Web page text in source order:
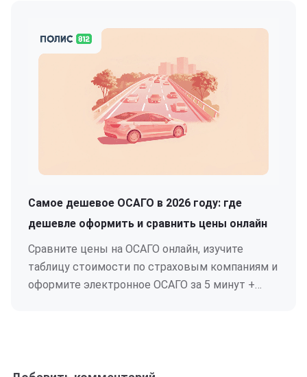
Самое дешевое ОСАГО в 2026 году: где
дешевле оформить и сравнить цены онлайн
Сравните цены на ОСАГО онлайн, изучите
таблицу стоимости по страховым компаниям и
оформите электронное ОСАГО за 5 минут +